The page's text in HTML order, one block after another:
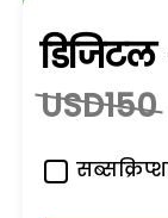
डिजिटल
USD150